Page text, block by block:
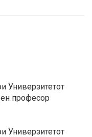
Универзитетот
професор
Универзитетот